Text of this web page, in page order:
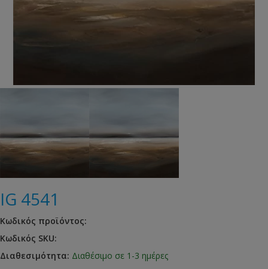
IG 4541
Κωδικός προϊόντος:
Κωδικός SKU:
Διαθεσιμότητα: Διαθέσιμο σε 1-3 ημέρες